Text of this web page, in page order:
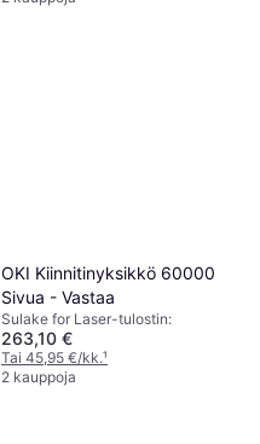
OKI Kiinnitinyksikkö 60000
Sivua - Vastaa
Sulake for Laser-tulostin:
263,10 €
Tai 45,95 €/kk.¹
2 kauppoja